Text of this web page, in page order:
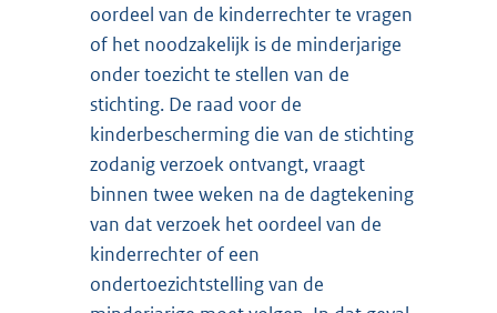
oordeel van de kinderrechter te vragen
of het noodzakelijk is de minderjarige
onder toezicht te stellen van de
stichting. De raad voor de
kinderbescherming die van de stichting
zodanig verzoek ontvangt, vraagt
binnen twee weken na de dagtekening
van dat verzoek het oordeel van de
kinderrechter of een
ondertoezichtstelling van de